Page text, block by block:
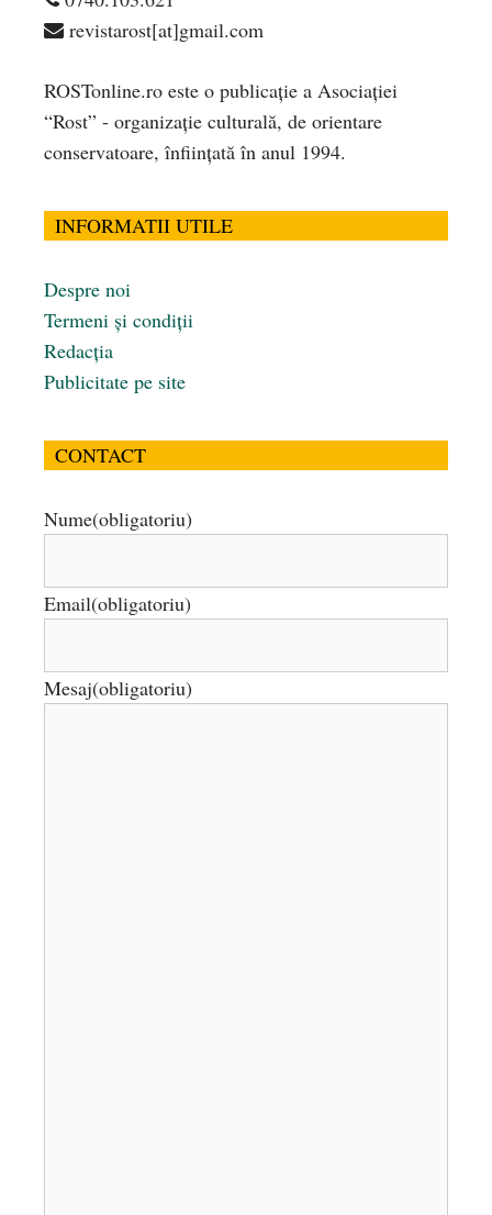
revistarost[at]gmail.com
ROSTonline.ro este o publicaţie a Asociaţiei
“Rost” - organizaţie culturală, de orientare
conservatoare, înfiinţată în anul 1994.
INFORMATII UTILE
Despre noi
Termeni și condiții
Redacția
Publicitate pe site
CONTACT
Nume(obligatoriu)
Email(obligatoriu)
Mesaj(obligatoriu)